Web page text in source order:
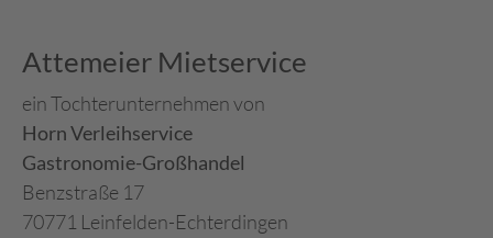
Attemeier Mietservice
ein Tochterunternehmen von
Horn Verleihservice
Gastronomie-Großhandel
Benzstraße 17
70771 Leinfelden-Echterdingen